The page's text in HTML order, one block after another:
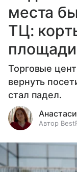
места
ТЦ:
Торговые
вернуть
стал падел.
Автор